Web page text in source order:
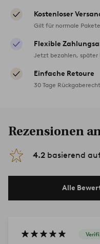
Kostenloser
Gilt für normale
Flexible
Jetzt bezahlen, später
Einfache Retoure
30 Tage
Rezensionen
4.2 basierend
Alle